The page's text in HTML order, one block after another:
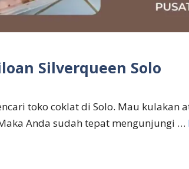
Silverqueen Solo
toko coklat di Solo. Mau kulakan
Anda sudah tepat mengunjungi …